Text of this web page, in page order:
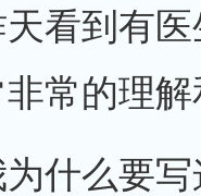
天看到有
常的理
什么要